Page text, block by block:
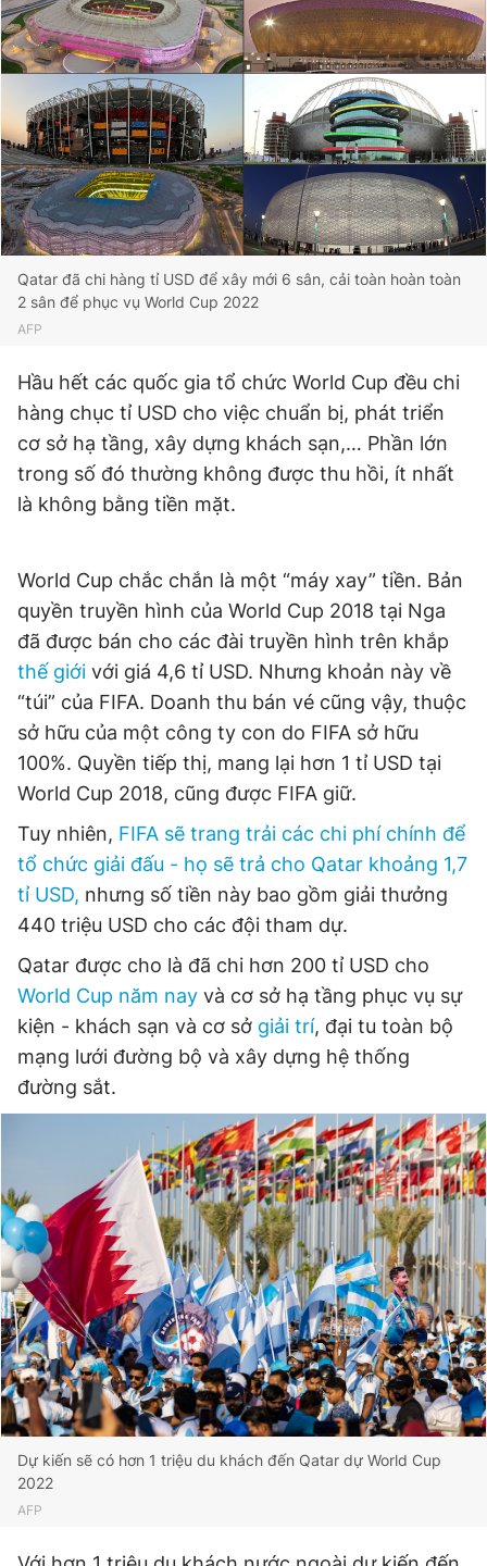
Tổng biên tập: Nguyễn Ngọc Toàn
Phó tổng biên tập thường trực: Hải Thành
Phó tổng biên tập: Lâm Hiếu Dũng
Phó tổng biên tập: Trần Việt Hưng
Tổng thư ký tòa soạn: Đức Trung
Giấy phép xuất bản số 110/GP - BTTTT cấp ngày 24.3.2020
© 2003-2026 Bản quyền thuộc về Báo Thanh Niên. Cấm sao
chép dưới mọi hình thức nếu không có sự chấp thuận bằng văn
bản. Phát triển bởi ePi Technologies, JSC.
Qatar đã chi hàng tỉ USD để xây mới 6 sân, cải toàn hoàn toàn
2 sân để phục vụ World Cup 2022
AFP
Hầu hết các quốc gia tổ chức World Cup đều chi
hàng chục tỉ USD cho việc chuẩn bị, phát triển
cơ sở hạ tầng, xây dựng khách sạn,… Phần lớn
trong số đó thường không được thu hồi, ít nhất
là không bằng tiền mặt.
World Cup chắc chắn là một “máy xay” tiền. Bản
quyền truyền hình của World Cup 2018 tại Nga
đã được bán cho các đài truyền hình trên khắp
thế giới với giá 4,6 tỉ USD. Nhưng khoản này về
“túi” của FIFA. Doanh thu bán vé cũng vậy, thuộc
sở hữu của một công ty con do FIFA sở hữu
100%. Quyền tiếp thị, mang lại hơn 1 tỉ USD tại
World Cup 2018, cũng được FIFA giữ.
Tuy nhiên, FIFA sẽ trang trải các chi phí chính để
tổ chức giải đấu - họ sẽ trả cho Qatar khoảng 1,7
tỉ USD, nhưng số tiền này bao gồm giải thưởng
440 triệu USD cho các đội tham dự.
Qatar được cho là đã chi hơn 200 tỉ USD cho
World Cup năm nay và cơ sở hạ tầng phục vụ sự
kiện - khách sạn và cơ sở giải trí, đại tu toàn bộ
mạng lưới đường bộ và xây dựng hệ thống
đường sắt.
Dự kiến sẽ có hơn 1 triệu du khách đến Qatar dự World Cup
2022
AFP